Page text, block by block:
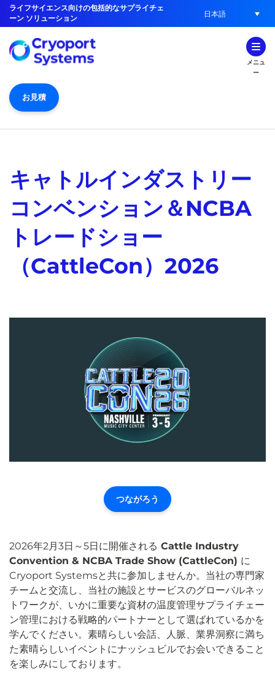
ライフサイエンス向けの包括的なサプライチェ
ーン ソリューション
日本語
メニュ
ー
お見積
キャトルインダストリー
コンベンション＆NCBA
トレードショー
（CattleCon）2026
つながろう
2026年2月3日～5日に開催される Cattle Industry
Convention & NCBA Trade Show (CattleCon) に
Cryoport Systemsと共に参加しませんか。当社の専門家
チームと交流し、 当社の施設とサービスのグローバルネッ
トワークが、いかに重要な資材の温度管理サプライチェー
ン管理における戦略的パートナーとして選ばれているかを
学んでください。 素晴らしい会話、人脈、業界洞察に満ち
た素晴らしいイベントにナッシュビルでお会いできること
を楽しみにしております。